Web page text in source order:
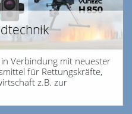
Verbindung mit neuester
für Rettungskräfte,
z.B. zur